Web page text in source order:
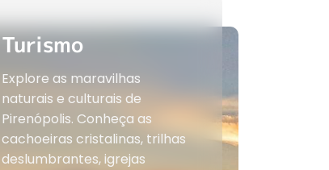
Turismo
Explore as maravilhas
naturais e culturais de
Pirenópolis. Conheça as
cachoeiras cristalinas, trilhas
deslumbrantes, igrejas